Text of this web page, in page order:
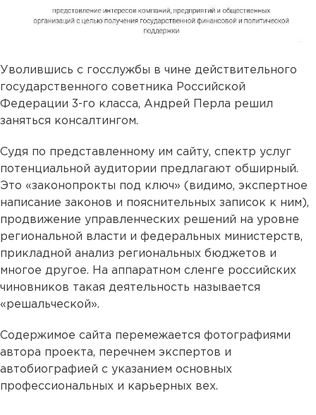
Уволившись с госслужбы в чине действительного
государственного советника Российской
Федерации 3-го класса, Андрей Перла решил
заняться консалтингом.
Судя по представленному им сайту, спектр услуг
потенциальной аудитории предлагают обширный.
Это «законопрокты под ключ» (видимо, экспертное
написание законов и пояснительных записок к ним),
продвижение управленческих решений на уровне
региональной власти и федеральных министерств,
прикладной анализ региональных бюджетов и
многое другое. На аппаратном сленге российских
чиновников такая деятельность называется
«решальческой».
Содержимое сайта перемежается фотографиями
автора проекта, перечнем экспертов и
автобиографией с указанием основных
профессиональных и карьерных вех.